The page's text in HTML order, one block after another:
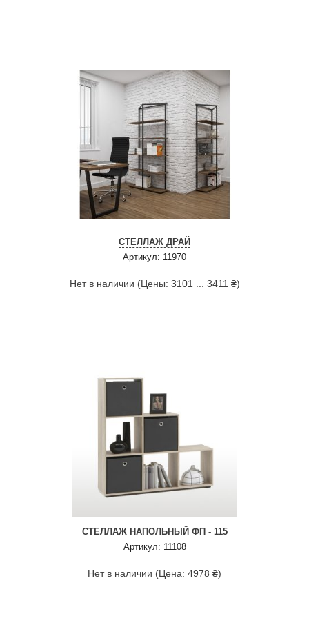
СТЕЛЛАЖ ДРАЙ
Артикул: 11970
Нет в наличии (Цены: 3101 ... 3411 ₴)
СТЕЛЛАЖ НАПОЛЬНЫЙ ФП - 115
Артикул: 11108
Нет в наличии (Цена: 4978 ₴)